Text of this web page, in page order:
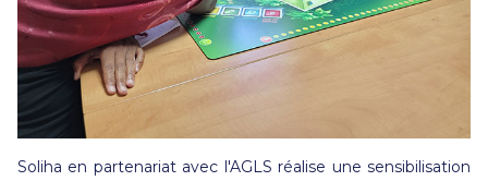
Soliha en partenariat avec l'AGLS réalise une sensibilisation